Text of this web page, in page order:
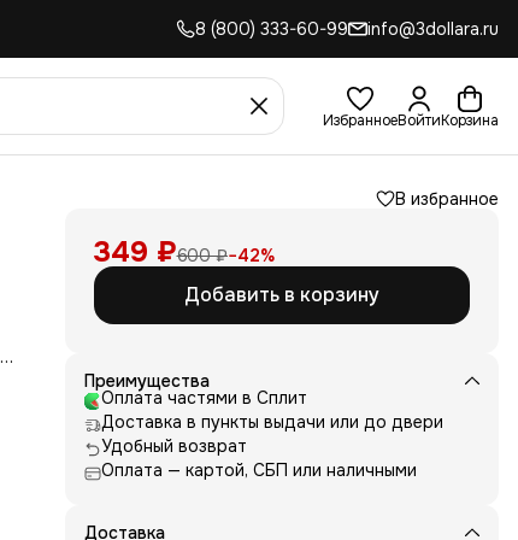
8 (800) 333-60-99 info@3dollara.ru
ИзбранноеВойтиКорзина
В избранное
349 ₽600 ₽−42%
Добавить в корзину
Преимущества
Оплата частями в Сплит
Доставка в пункты выдачи или до двери
Удобный возврат
Оплата — картой, СБП или наличными
Доставка